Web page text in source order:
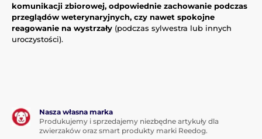
komunikacji zbiorowej, odpowiednie zachowanie podczas
przeglądów weterynaryjnych, czy nawet spokojne
reagowanie na wystrzały (podczas sylwestra lub innych
uroczystości).
Nasza własna marka
Produkujemy i sprzedajemy niezbędne artykuły dla
zwierzaków oraz smart produkty marki Reedog.